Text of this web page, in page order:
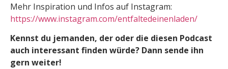
Mehr Inspiration und Infos auf Instagram:
https://www.instagram.com/entfaltedeinenladen/
Kennst du jemanden, der oder die diesen Podcast
auch interessant finden würde? Dann sende ihn
gern weiter!